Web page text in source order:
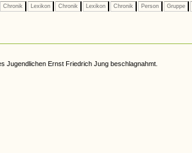
Chronik Lexikon Chronik Lexikon Chronik Person Gruppe
Jugendlichen Ernst Friedrich Jung beschlagnahmt.